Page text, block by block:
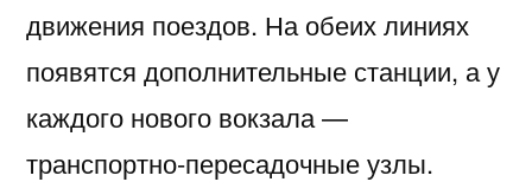
движения поездов. На обеих линиях
появятся дополнительные станции, а у
каждого нового вокзала —
транспортно-пересадочные узлы.